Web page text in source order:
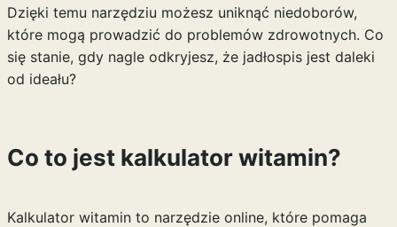
Dzięki temu narzędziu możesz uniknąć niedoborów,
które mogą prowadzić do problemów zdrowotnych. Co
się stanie, gdy nagle odkryjesz, że jadłospis jest daleki
od ideału?
Co to jest kalkulator witamin?
Kalkulator witamin to narzędzie online, które pomaga